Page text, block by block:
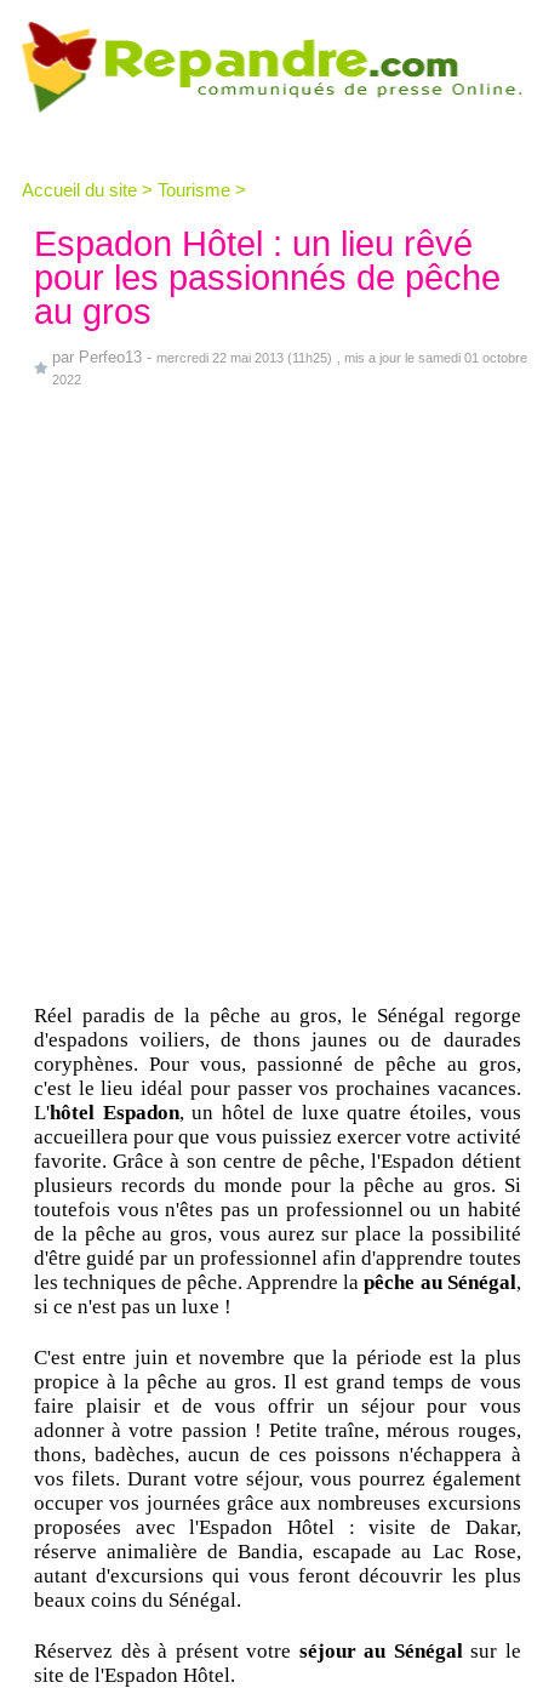
Accueil du site > Tourisme >
Espadon Hôtel : un lieu rêvé
pour les passionnés de pêche
au gros
par Perfeo13 - mercredi 22 mai 2013 (11h25)
, mis a jour le samedi 01 octobre
2022
Réel paradis de la pêche au gros, le Sénégal regorge
d'espadons voiliers, de thons jaunes ou de daurades
coryphènes. Pour vous, passionné de pêche au gros,
c'est le lieu idéal pour passer vos prochaines vacances.
L'hôtel Espadon, un hôtel de luxe quatre étoiles, vous
accueillera pour que vous puissiez exercer votre activité
favorite. Grâce à son centre de pêche, l'Espadon détient
plusieurs records du monde pour la pêche au gros. Si
toutefois vous n'êtes pas un professionnel ou un habité
de la pêche au gros, vous aurez sur place la possibilité
d'être guidé par un professionnel afin d'apprendre toutes
les techniques de pêche. Apprendre lapêche au Sénégal,
si ce n'est pas un luxe !
C'est entre juin et novembre que la période est la plus
propice à la pêche au gros. Il est grand temps de vous
faire plaisir et de vous offrir un séjour pour vous
adonner à votre passion ! Petite traîne, mérous rouges,
thons, badèches, aucun de ces poissons n'échappera à
vos filets. Durant votre séjour, vous pourrez également
occuper vos journées grâce aux nombreuses excursions
proposées avec l'Espadon Hôtel : visite de Dakar,
réserve animalière de Bandia, escapade au Lac Rose,
autant d'excursions qui vous feront découvrir les plus
beaux coins du Sénégal.
Réservez dès à présent votre séjour au Sénégal sur le
site de l'Espadon Hôtel.